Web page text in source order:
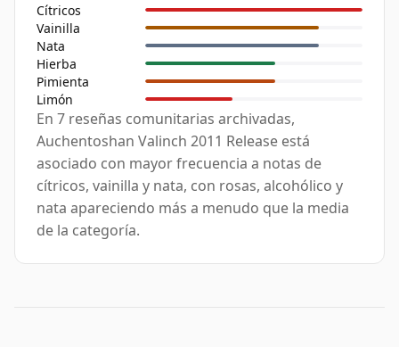
Cítricos
Vainilla
Nata
Hierba
Pimienta
Limón
En 7 reseñas comunitarias archivadas,
Auchentoshan Valinch 2011 Release está
asociado con mayor frecuencia a notas de
cítricos, vainilla y nata, con rosas, alcohólico y
nata apareciendo más a menudo que la media
de la categoría.